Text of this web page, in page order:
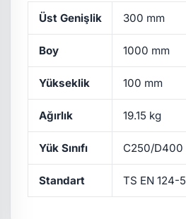
Üst Genişlik 300 mm
Boy 1000 mm
Yükseklik 100 mm
Ağırlık 19.15 kg
Yük Sınıfı C250/D400
Standart TS EN 124-5